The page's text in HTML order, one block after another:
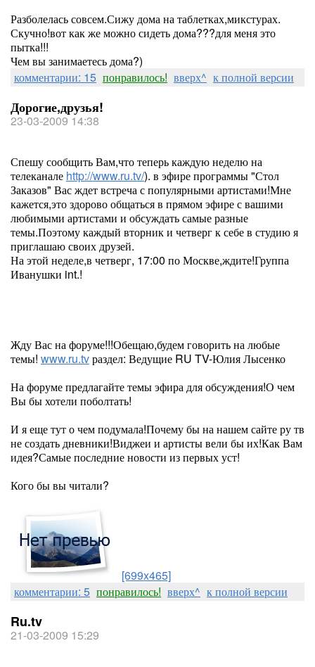
Разболелась совсем.Сижу дома на таблетках,микстурах.
Скучно!вот как же можно сидеть дома???для меня это
пытка!!!
Чем вы занимаетесь дома?)
комментарии: 15 понравилось! вверх^ к полной версии
Дорогие,друзья!
23-03-2009 14:38
Спешу сообщить Вам,что теперь каждую неделю на
телеканале http://www.ru.tv/). в эфире программы "Стол
Заказов" Вас ждет встреча с популярными артистами!Мне
кажется,это здорово общаться в прямом эфире с вашими
любимыми артистами и обсуждать самые разные
темы.Поэтому каждый вторник и четверг к себе в студию я
приглашаю своих друзей.
На этой неделе,в четверг, 17:00 по Москве,ждите!Группа
Иванушки int.!
Жду Вас на форуме!!!Обещаю,будем говорить на любые
темы! www.ru.tvраздел: Ведущие RU TV-Юлия Лысенко
На форуме предлагайте темы эфира для обсуждения!О чем
Вы бы хотели поболтать!
И я еще тут о чем подумала!Почему бы на нашем сайте ру тв
не создать дневники!Виджеи и артисты вели бы их!Как Вам
идея?Самые последние новости из первых уст!
Кого бы вы читали?
[699x465]
комментарии: 5 понравилось! вверх^ к полной версии
Ru.tv
21-03-2009 15:29